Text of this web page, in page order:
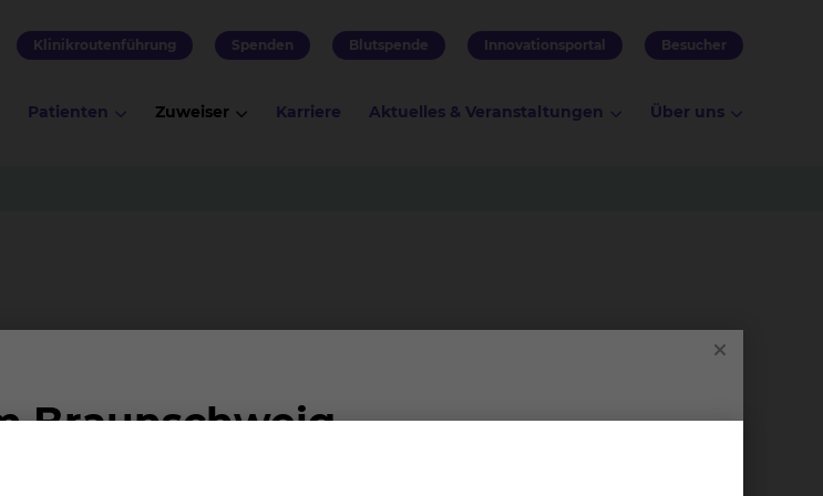
Klinikroutenführung Spenden Blutspende Innovationsportal Besucher
Patienten Zuweiser Karriere Aktuelles & Veranstaltungen Über uns